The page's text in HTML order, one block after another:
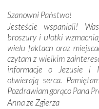
budowniczych.
Podążyliśmy też
dos Santos oraz
Modliliśmy się przy ich
Krzyżową w ich
domy, w których żyli.
W miejscu objawień
Szanowni Państwo!
Jesteście wspaniali!
broszury i ulotki
wielu faktach oraz
czytam z wielkim
informacje o Jezusie i
otwierają serca.
Pozdrawiam gorąco Pana
Anna ze Zgierza